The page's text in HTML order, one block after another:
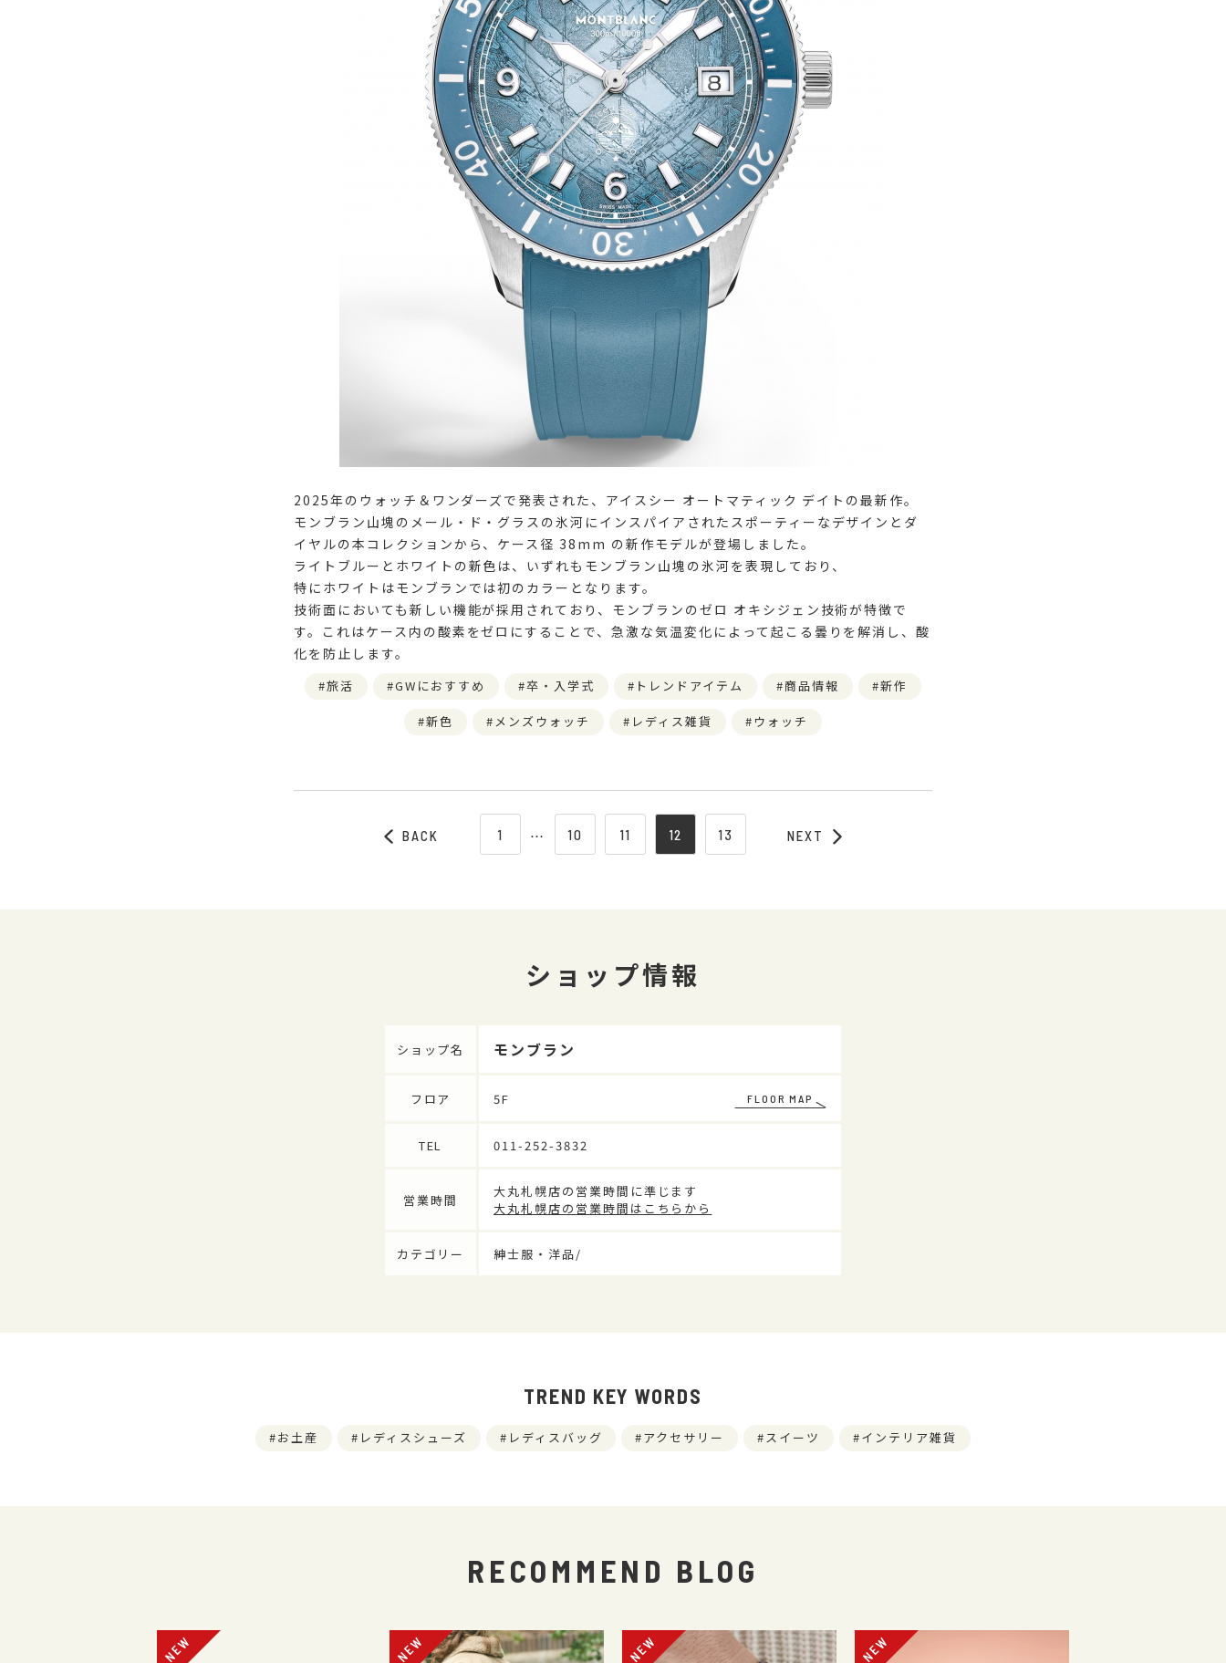
2025年のウォッチ＆ワンダーズで発表された、アイスシー オートマティック デイトの最新作。
モンブラン山塊のメール・ド・グラスの氷河にインスパイアされたスポーティーなデザインとダ
イヤルの本コレクションから、ケース径 38mm の新作モデルが登場しました。
ライトブルーとホワイトの新色は、いずれもモンブラン山塊の氷河を表現しており、
特にホワイトはモンブランでは初のカラーとなります。
技術面においても新しい機能が採用されており、モンブランのゼロ オキシジェン技術が特徴で
す。これはケース内の酸素をゼロにすることで、急激な気温変化によって起こる曇りを解消し、酸
化を防止します。
旅活 GWにおすすめ 卒・入学式 トレンドアイテム 商品情報 新作
新色 メンズウォッチ レディス雑貨 ウォッチ
BACK 1 ⋯ 10 11 12 13 NEXT
ショップ情報
ショップ名 モンブラン
フロア 5F FLOOR MAP
TEL 011-252-3832
営業時間
大丸札幌店の営業時間に準じます
大丸札幌店の営業時間はこちらから
カテゴリー 紳士服・洋品/
TREND KEY WORDS
お土産 レディスシューズ レディスバッグ アクセサリー スイーツ インテリア雑貨
RECOMMEND BLOG